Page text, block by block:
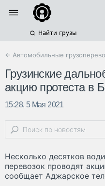
Найти грузы
← Автомобильные
Грузинские
акцию протеста в
15:28, 5 Мая 2021
Несколько десятков
перевозок проводят
сообщает Аджарское